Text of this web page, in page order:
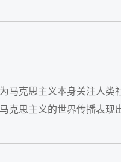
马克思主义本身关注人
克思主义的世界传播表